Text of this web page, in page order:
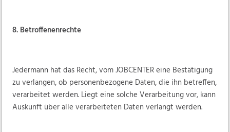
8. Betroffenenrechte
Jedermann hat das Recht, vom JOBCENTER eine Bestätigung
zu verlangen, ob personenbezogene Daten, die ihn betreffen,
verarbeitet werden. Liegt eine solche Verarbeitung vor, kann
Auskunft über alle verarbeiteten Daten verlangt werden.